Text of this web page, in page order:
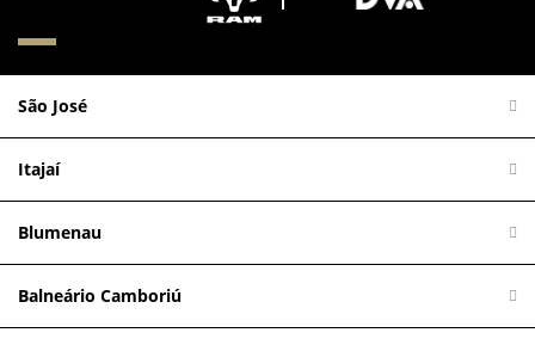
São José
Itajaí
Blumenau
Balneário Camboriú